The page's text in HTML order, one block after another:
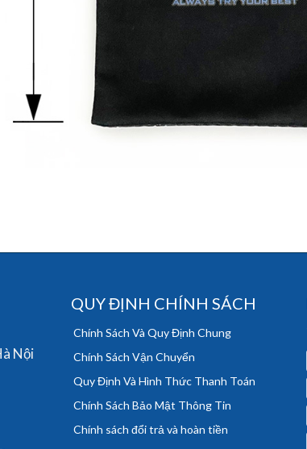
Nội
QUY ĐỊNH CHÍNH SÁCH
Chính Sách Và Quy Định Chung
Chính Sách Vận Chuyển
Quy Định Và Hình Thức Thanh Toán
Chính Sách Bảo Mật Thông Tin
Chính sách đổi trả và hoàn tiền